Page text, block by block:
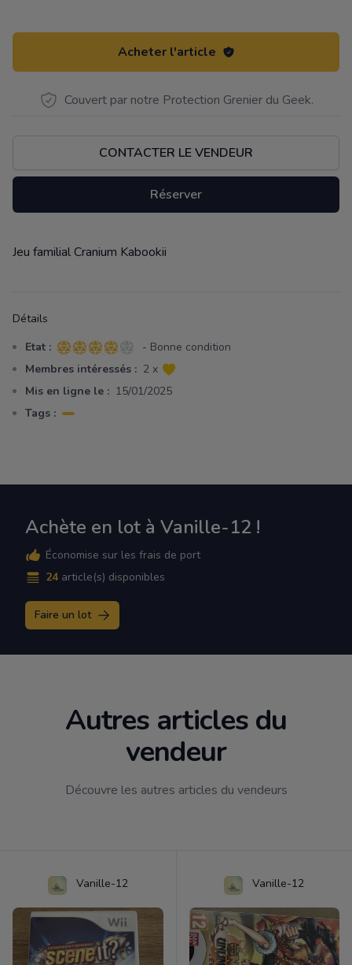
Acheter l'article
Couvert par notre Protection Grenier du Geek.
CONTACTER LE VENDEUR
Réserver
Description
Jeu familial Cranium Kabookii
Détails
Etat : 4 sur 5 étoiles
- Bonne condition
Membres intéressés : 2 x
Mis en ligne le : 15/01/2025
Tags :
Achète en lot à Vanille-12 !
Économise sur les frais de port
24 article(s) disponibles
Faire un lot
Autres articles du
vendeur
Découvre les autres articles du vendeurs
Vanille-12 Vanille-12